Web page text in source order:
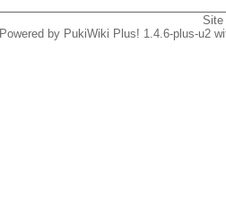
Powered by PukiWiki Plus! 1.4.6-plus-u2